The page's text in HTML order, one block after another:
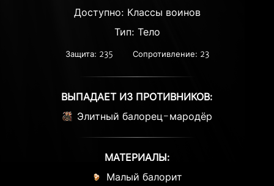
Доступно: Классы воинов
Тип: Тело
Защита: 235 Сопротивление: 23
ВЫПАДАЕТ ИЗ ПРОТИВНИКОВ:
Элитный балорец-мародёр
МАТЕРИАЛЫ:
Малый балорит